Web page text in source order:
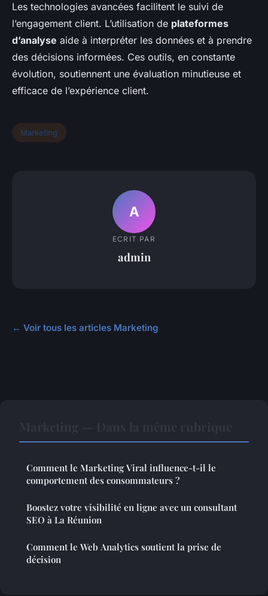
Les technologies avancées facilitent le suivi de
l’engagement client. L’utilisation de plateformes
d’analyse aide à interpréter les données et à prendre
des décisions informées. Ces outils, en constante
évolution, soutiennent une évaluation minutieuse et
efficace de l’expérience client.
Marketing
A
ECRIT PAR
admin
← Voir tous les articles Marketing
Comment le Marketing Viral influence-t-il le
comportement des consommateurs ?
Boostez votre visibilité en ligne avec un consultant
SEO à La Réunion
Comment le Web Analytics soutient la prise de
décision